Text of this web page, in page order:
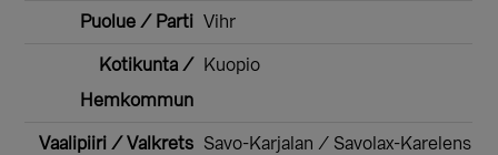
Vihr
Kuopio
Savo-Karjalan / Savolax-Karelens